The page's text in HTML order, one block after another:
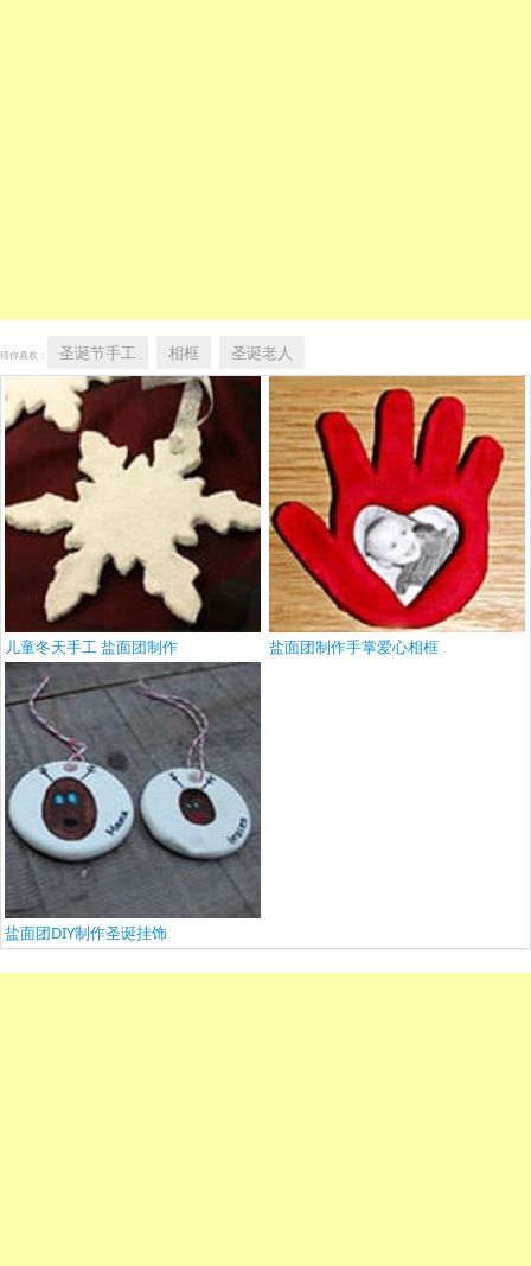
猜你喜欢： 圣诞节手工 相框 圣诞老人
儿童冬天手工 盐面团制作 盐面团制作手掌爱心相框
盐面团DIY制作圣诞挂饰